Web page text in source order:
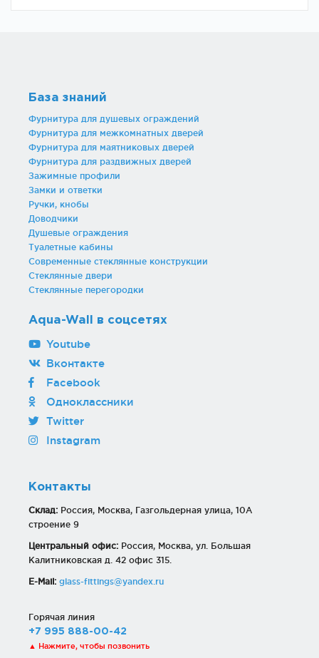
База знаний
Фурнитура для душевых ограждений
Фурнитура для межкомнатных дверей
Фурнитура для маятниковых дверей
Фурнитура для раздвижных дверей
Зажимные профили
Замки и ответки
Ручки, кнобы
Доводчики
Душевые ограждения
Туалетные кабины
Современные стеклянные конструкции
Стеклянные двери
Стеклянные перегородки
Aqua-Wall в соцсетях
Youtube
Вконтакте
Facebook
Одноклассники
Twitter
Instagram
Контакты
Склад: Россия, Москва, Газгольдерная улица, 10А
строение 9
Центральный офис: Россия, Москва, ул. Большая
Калитниковская д. 42 офис 315.
E-Mail: glass-fittings@yandex.ru
Горячая линия
+7 995 888-00-42
▲ Нажмите, чтобы позвонить